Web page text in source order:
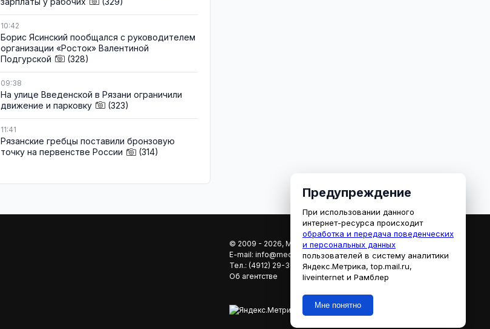
10:42
Борис Ясинский пообщался с руководителем
организации «Росток» Валентиной
Подгурской
(328)
09:38
На улице Введенской в Рязани ограничили
движение и парковку
(323)
11:41
Рязанские гребцы поставили бронзовую
точку на первенстве России
(314)
© 2009 - 2026, МЕДИАРЯЗАНЬ
E-mail: info@mediaryazan.ru, reklama@mediaryazan.ru
Тел.: (4912) 29-33-66
Об агентстве
Предупреждение
При использовании данного
интернет-ресурса происходит
обработка и передача поведенческих
и персональных данных
пользователей в систему аналитики
Яндекс.Метрика, top.mail.ru,
liveinternet и Рамблер
Мне понятно